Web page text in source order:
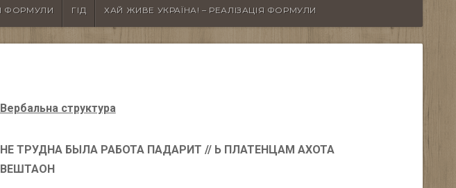
ФОРМУЛИ ГІД ХАЙ ЖИВЕ УКРАЇНА! – РЕАЛІЗАЦІЯ ФОРМУЛИ
Вербальна структура
НЕ ТРУДНА БЫЛА РАБОТА ПАДАРИТ // Ь ПЛАТЕНЦАМ АХОТА
ВЕШТАОН